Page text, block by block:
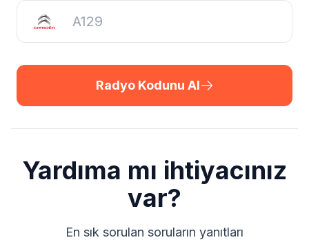
Radyo Kodunu Al
Yardıma mı ihtiyacınız
var?
En sık sorulan soruların yanıtları